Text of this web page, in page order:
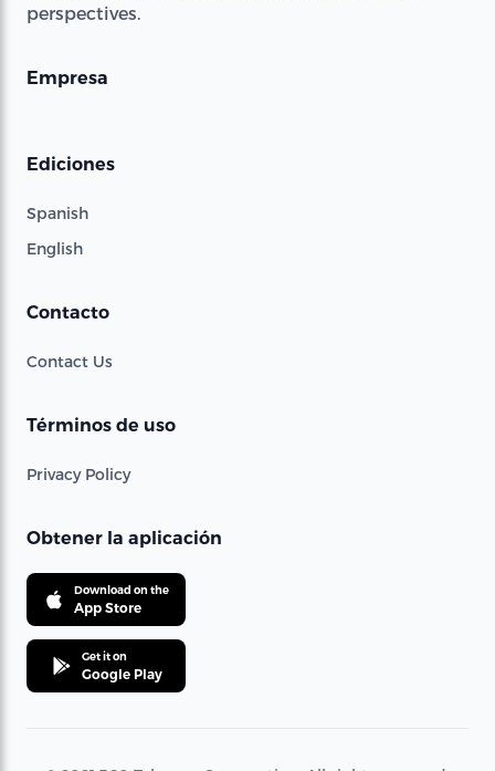
perspectives.
Empresa
Ediciones
Spanish
English
Contacto
Contact Us
Términos de uso
Privacy Policy
Obtener la aplicación
Download on the
App Store
Get it on
Google Play